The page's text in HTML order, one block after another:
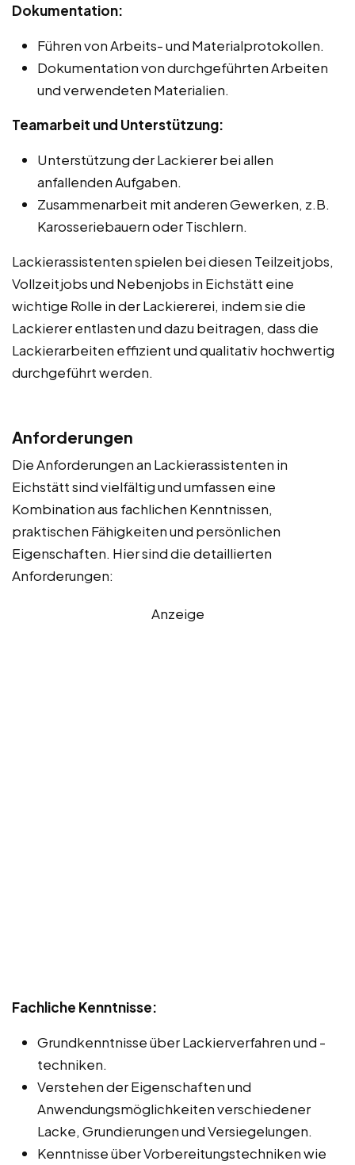
Dokumentation:
Führen von Arbeits- und Materialprotokollen.
Dokumentation von durchgeführten Arbeiten
und verwendeten Materialien.
Teamarbeit und Unterstützung:
Unterstützung der Lackierer bei allen
anfallenden Aufgaben.
Zusammenarbeit mit anderen Gewerken, z.B.
Karosseriebauern oder Tischlern.
Lackierassistenten spielen bei diesen Teilzeitjobs,
Vollzeitjobs und Nebenjobs in Eichstätt eine
wichtige Rolle in der Lackiererei, indem sie die
Lackierer entlasten und dazu beitragen, dass die
Lackierarbeiten effizient und qualitativ hochwertig
durchgeführt werden.
Anforderungen
Die Anforderungen an Lackierassistenten in
Eichstätt sind vielfältig und umfassen eine
Kombination aus fachlichen Kenntnissen,
praktischen Fähigkeiten und persönlichen
Eigenschaften. Hier sind die detaillierten
Anforderungen:
Anzeige
Fachliche Kenntnisse:
Grundkenntnisse über Lackierverfahren und -
techniken.
Verstehen der Eigenschaften und
Anwendungsmöglichkeiten verschiedener
Lacke, Grundierungen und Versiegelungen.
Kenntnisse über Vorbereitungstechniken wie